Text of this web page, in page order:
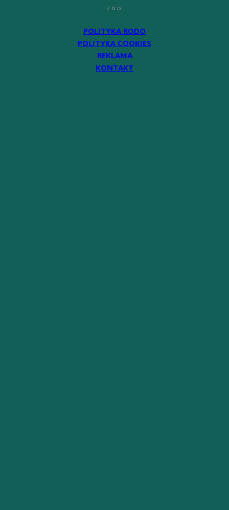
z o.o.
POLITYKA RODO
POLITYKA COOKIES
REKLAMA
KONTAKT